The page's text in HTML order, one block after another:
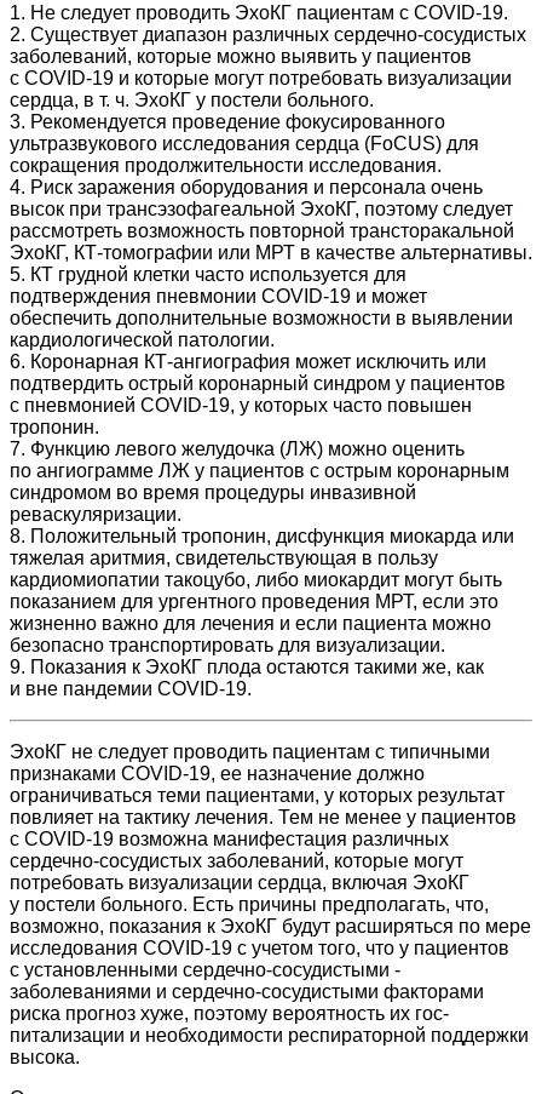
1. Не следует проводить ЭхоКГ пациентам с COVID‑19.
2. Существует диапазон различных сердечно-сосудистых
заболеваний, которые можно выявить у пациентов
с COVID‑19 и которые могут потребовать визуализации
сердца, в т. ч. ЭхоКГ у постели больного.
3. Рекомендуется проведение фокусированного
ультразвукового исследования серд­ца (FoCUS) для
сокращения продолжительности исследования.
4. Риск заражения оборудования и персонала очень
высок при трансэзофагеальной ЭхоКГ, поэтому следует
рассмотреть возможность повторной трансторакальной
ЭхоКГ, КТ-томографии или МРТ в качестве альтернативы.
5. КТ грудной клетки часто используется для
подтверждения пневмонии COVID‑19 и может
обеспечить дополнительные возможности в выявлении
кардиологической патологии.
6. Коронарная КТ-ангиография может исключить или
подтвердить острый коронарный синдром у пациентов
с пневмонией COVID‑19, у которых часто повышен
тропонин.
7. Функцию левого желудочка (ЛЖ) можно оценить
по ангиограмме ЛЖ у пациентов с острым коронарным
синдромом во время процедуры инвазивной
реваскуляризации.
8. Положительный тропонин, дисфункция миокарда или
тяжелая аритмия, свидетельствующая в пользу
кардиомиопатии такоцубо, либо миокардит могут быть
показанием для ургентного проведения МРТ, если это
жизненно важно для лечения и если пациента можно
безопасно транспортировать для визуализации.
9. Показания к ЭхоКГ плода остаются такими же, как
и вне пандемии COVID‑19.
ЭхоКГ не следует проводить пациентам с типичными
признаками COVID‑19, ее назначение должно
ограничиваться теми пациентами, у которых результат
повлияет на тактику лечения. Тем не менее у пациентов
с COVID‑19 возможна манифестация различных
сердечно-сосудистых заболеваний, которые могут
потребовать визуализации сердца, включая ЭхоКГ
у постели больного. Есть причины предполагать, что,
возможно, показания к ЭхоКГ будут расширяться по мере
исследования COVID‑19 с учетом того, что у пациентов
с установленными сердечно-сосудистыми ­
заболеваниями и сердечно-сосудистыми факторами
риска прогноз хуже, поэтому вероятность их гос­
питализации и необходимости респираторной поддержки
высока.